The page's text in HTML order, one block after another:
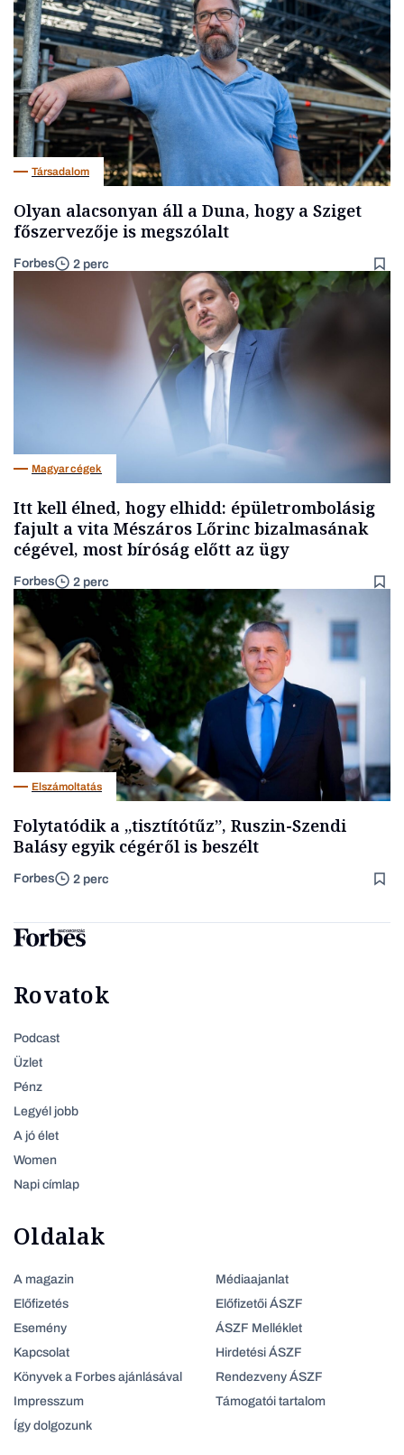
Társadalom
Olyan alacsonyan áll a Duna, hogy a Sziget
főszervezője is megszólalt
Forbes 2 perc
Magyar cégek
Itt kell élned, hogy elhidd: épületrombolásig
fajult a vita Mészáros Lőrinc bizalmasának
cégével, most bíróság előtt az ügy
Forbes 2 perc
Elszámoltatás
Folytatódik a „tisztítótűz”, Ruszin-Szendi
Balásy egyik cégéről is beszélt
Forbes 2 perc
Rovatok
Podcast
Üzlet
Pénz
Legyél jobb
A jó élet
Women
Napi címlap
Oldalak
A magazin
Előfizetés
Esemény
Kapcsolat
Könyvek a Forbes ajánlásával
Impresszum
Így dolgozunk
Médiaajanlat
Előfizetői ÁSZF
ÁSZF Melléklet
Hirdetési ÁSZF
Rendezveny ÁSZF
Támogatói tartalom